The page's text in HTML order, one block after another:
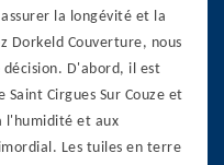
la longévité et la
Dorkeld Couverture, nous
D'abord, il est
Cirgues Sur Couze et
l'humidité et aux
Les tuiles en terre